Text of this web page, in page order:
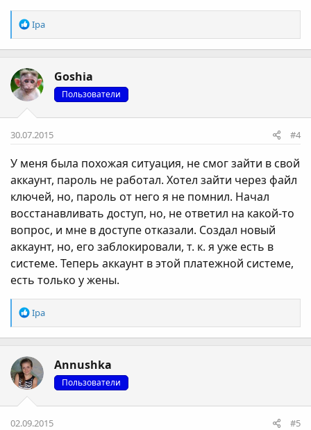
Р
е
а
ц
і
ї
Ipa
Goshia
Пользователи
30.07.2015 #4
У меня была похожая ситуация, не смог зайти в свой
аккаунт, пароль не работал. Хотел зайти через файл
ключей, но, пароль от него я не помнил. Начал
восстанавливать доступ, но, не ответил на какой-то
вопрос, и мне в доступе отказали. Создал новый
аккаунт, но, его заблокировали, т. к. я уже есть в
системе. Теперь аккаунт в этой платежной системе,
есть только у жены.
Р
е
а
ц
і
ї
Ipa
Annushka
Пользователи
02.09.2015 #5